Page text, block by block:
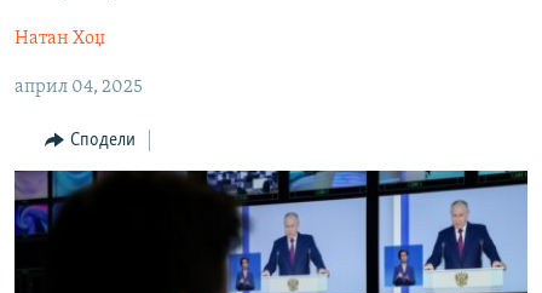
на
пребарување
ПРИЈАВИ СЕ ЗА ЊУЗЛЕТЕР
ПОДКАСТ ЗОШТО?
Натан Хоџ
април 04, 2025
Сподели